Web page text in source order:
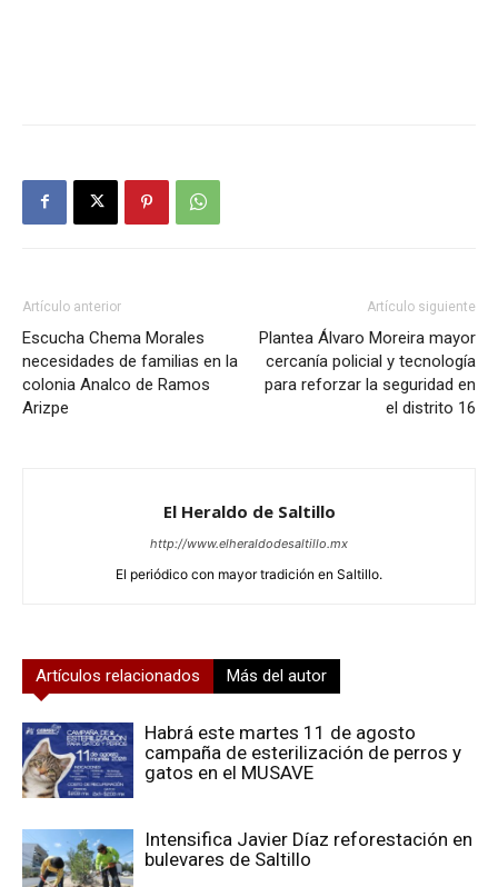
Artículo anterior
Escucha Chema Morales
necesidades de familias en la
colonia Analco de Ramos
Arizpe
Artículo siguiente
Plantea Álvaro Moreira mayor
cercanía policial y tecnología
para reforzar la seguridad en
el distrito 16
El Heraldo de Saltillo
http://www.elheraldodesaltillo.mx
El periódico con mayor tradición en Saltillo.
Artículos relacionados Más del autor
Habrá este martes 11 de agosto
campaña de esterilización de perros y
gatos en el MUSAVE
Intensifica Javier Díaz reforestación en
bulevares de Saltillo